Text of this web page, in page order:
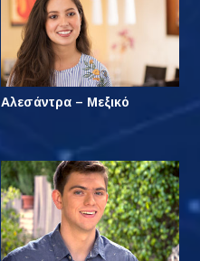
Αλεσάντρα – Μεξικό